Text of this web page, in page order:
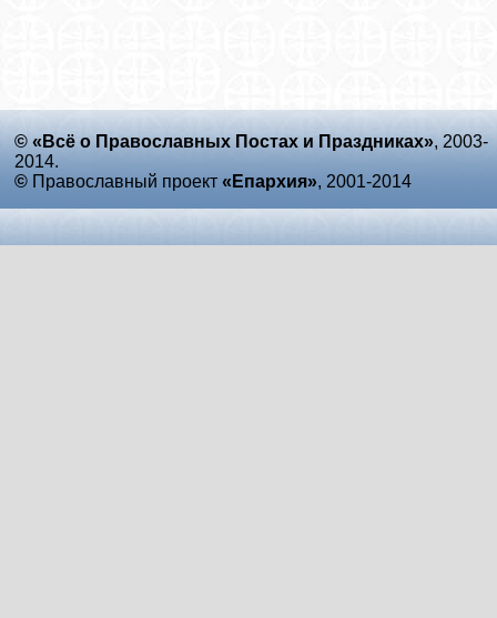
© «Всё о Православных Постах и Праздниках», 2003-
2014.
© Православный проект «Епархия», 2001-2014